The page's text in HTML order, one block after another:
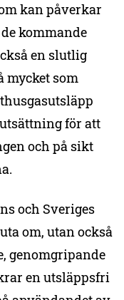
kan påverkar
kommande
en slutlig
mycket som
för att
och på sikt
och Sveriges
om, utan också
genomgripande
en utsläppsfri